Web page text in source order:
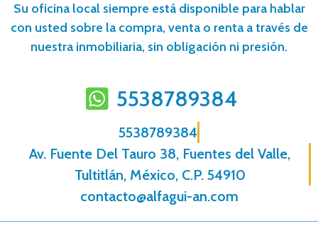
Su oficina local siempre está disponible para hablar
con usted sobre la compra, venta o renta a través de
nuestra inmobiliaria, sin obligación ni presión.
5538789384
5538789384
Av. Fuente Del Tauro 38, Fuentes del Valle,
Tultitlán, México, C.P. 54910
contacto@alfagui-an.com